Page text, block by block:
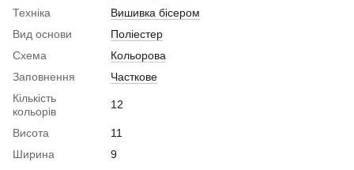
Техніка
Вишивка бісером
Вид основи
Поліестер
Схема
Кольорова
Заповнення
Часткове
Кількість
кольорів
12
Висота
11
Ширина
9